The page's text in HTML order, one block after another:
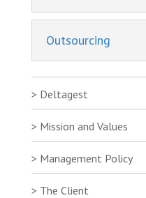
Outsourcing
Deltagest
Mission and Values
Management Policy
The Client